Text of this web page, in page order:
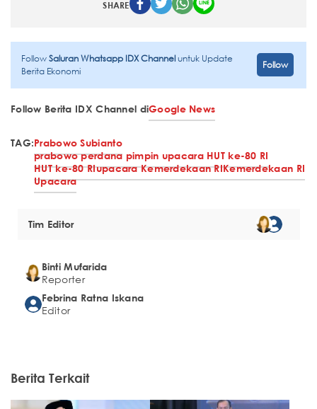
SHARE
FollowSaluran Whatsapp IDX Channeluntuk Update
Berita Ekonomi
Follow
Follow Berita IDX Channel diGoogle News
TAG:Prabowo Subianto
prabowo perdana pimpin upacara HUT ke-80 RI
HUT ke-80 RIupacara Kemerdekaan RIKemerdekaan RI
Upacara
Tim Editor
Binti Mufarida
Reporter
Febrina Ratna Iskana
Editor
Berita Terkait